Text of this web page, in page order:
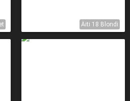
Äiti 18 Blondi